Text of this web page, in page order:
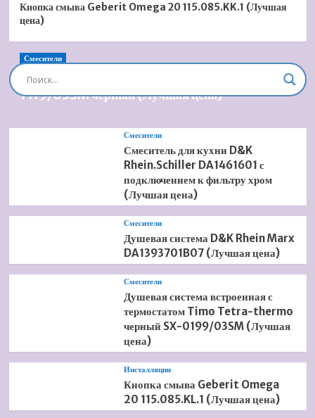
Кнопка смыва Geberit Omega 20 115.085.KK.1 (Лучшая
цена)
Смесители
Душевая система встроенная Timo Briana SX-
7119/03SM черный (Лучшая цена)
Смесители
Смеситель для кухни D&K
Rhein.Schiller DA1461601 с
подключением к фильтру хром
(Лучшая цена)
Смесители
Душевая система D&K Rhein Marx
DA1393701B07 (Лучшая цена)
Смесители
Душевая система встроенная с
термостатом Timo Tetra-thermo
черный SX-0199/03SM (Лучшая
цена)
Инсталляции
Кнопка смыва Geberit Omega
20 115.085.KL.1 (Лучшая цена)